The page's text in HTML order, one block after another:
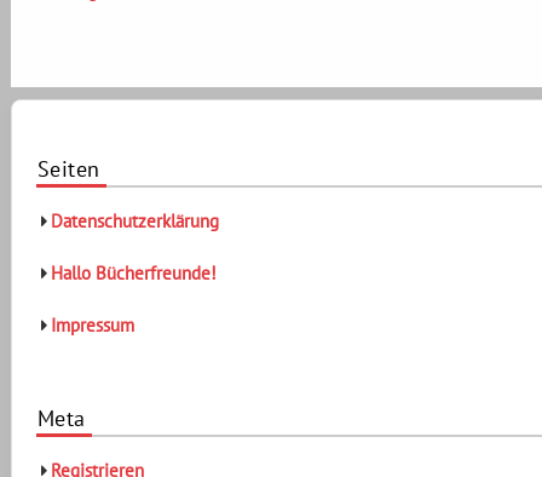
Seiten
Datenschutzerklärung
Hallo Bücherfreunde!
Impressum
Meta
Registrieren